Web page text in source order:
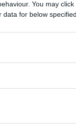
You may
for below
bli ett problem
enligt